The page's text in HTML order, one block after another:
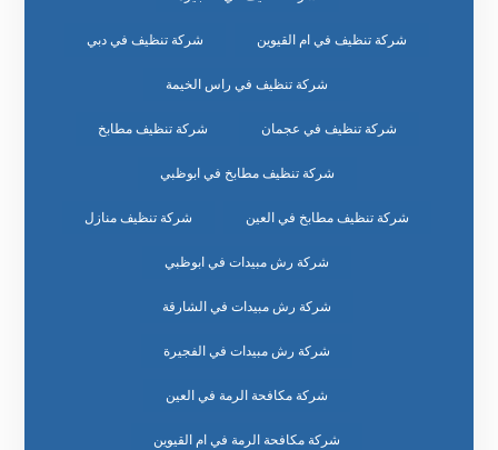
شركة تنظيف في ام القيوين شركة تنظيف في دبي
شركة تنظيف في راس الخيمة
شركة تنظيف في عجمان شركة تنظيف مطابخ
شركة تنظيف مطابخ في ابوظبي
شركة تنظيف مطابخ في العين شركة تنظيف منازل
شركة رش مبيدات في ابوظبي
شركة رش مبيدات في الشارقة
شركة رش مبيدات في الفجيرة
شركة مكافحة الرمة في العين
شركة مكافحة الرمة في ام القيوين